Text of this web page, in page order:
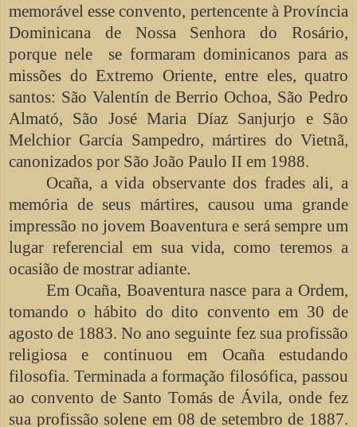
memorável esse convento, pertencente à Província
Dominicana de Nossa Senhora do Rosário,
porque nele
se formaram dominicanos para as
missões do Extremo Oriente, entre eles, quatro
santos: São Valentín de Berrio Ochoa, São Pedro
Almató, São José Maria Díaz Sanjurjo e São
Melchior García Sampedro, mártires do Vietnã,
canonizados por São João Paulo II em 1988.
Ocaña, a vida observante dos frades ali, a
memória de seus mártires, causou uma grande
impressão no jovem Boaventura e será sempre um
lugar referencial em sua vida, como teremos a
ocasião de mostrar adiante.
Em Ocaña, Boaventura nasce para a Ordem,
tomando o hábito do dito convento em 30 de
agosto de 1883. No ano seguinte fez sua profissão
religiosa e continuou em Ocaña estudando
filosofia. Terminada a formação filosófica, passou
ao convento de Santo Tomás de Ávila, onde fez
sua profissão solene em 08 de setembro de 1887.